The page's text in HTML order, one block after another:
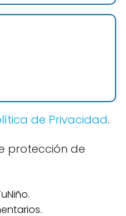
de Privacidad.
protección de